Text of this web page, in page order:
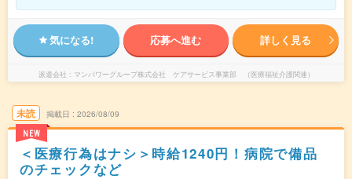
気になる! 応募へ進む 詳しく見る
派遣会社 マンパワーグループ株式会社 ケアサービス事業部 （医療福祉介護関連）
未読
NEW
掲載日 2026/08/09
＜医療行為はナシ＞時給1240円！病院で備品
のチェックなど